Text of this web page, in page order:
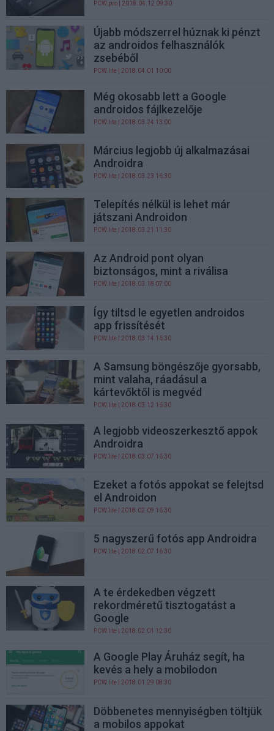
PCW.pro | 2018.04.12 09:30
Újabb módszerrel húznak ki pénzt
az androidos felhasználók
zsebéből
PCW.lite | 2018.04.01 10:00
Még okosabb lett a Google
androidos fájlkezelője
PCW.lite | 2018.03.24 13:00
Március legjobb új alkalmazásai
Androidra
PCW.lite | 2018.03.23 16:30
Telepítés nélkül is lehet már
játszani Androidon
PCW.lite | 2018.03.21 11:30
Az Android pont olyan
biztonságos, mint a riválisa
PCW.lite | 2018.03.18 07:00
Így tiltsd le egyetlen androidos
app frissítését
PCW.lite | 2018.03.14 16:30
A Samsung böngészője gyorsabb,
mint valaha, ráadásul a
kártevőktől is megvéd
PCW.lite | 2018.03.12 16:30
A legjobb videoszerkesztő appok
Androidra
PCW.lite | 2018.03.07 16:30
Ezeket a fotós appokat se felejtsd
el Androidon
PCW.lite | 2018.02.09 16:30
5 nagyszerű fotós app Androidra
PCW.lite | 2018.02.07 16:30
A te érdekedben végzett
rekordméretű tisztogatást a
Google
PCW.lite | 2018.02.01 12:30
A Google Play Áruház segít, ha
kevés a hely a mobilodon
PCW.lite | 2018.01.29 08:30
Döbbenetes mennyiségben töltjük
a mobilos appokat